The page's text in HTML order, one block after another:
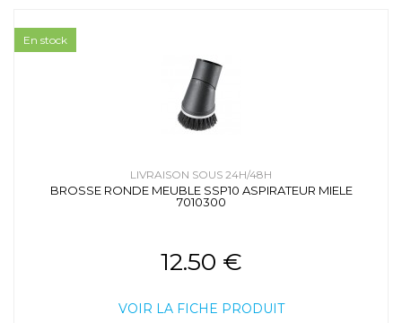
LIVRAISON SOUS 24H/48H
BROSSE RONDE MEUBLE SSP10 ASPIRATEUR MIELE
7010300
12.50 €
VOIR LA FICHE PRODUIT
En stock